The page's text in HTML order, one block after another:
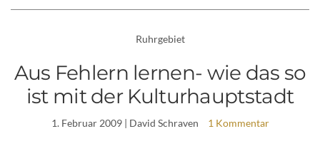
Ruhrgebiet
Aus Fehlern lernen- wie das so
ist mit der Kulturhauptstadt
1. Februar 2009| David Schraven 1 Kommentar